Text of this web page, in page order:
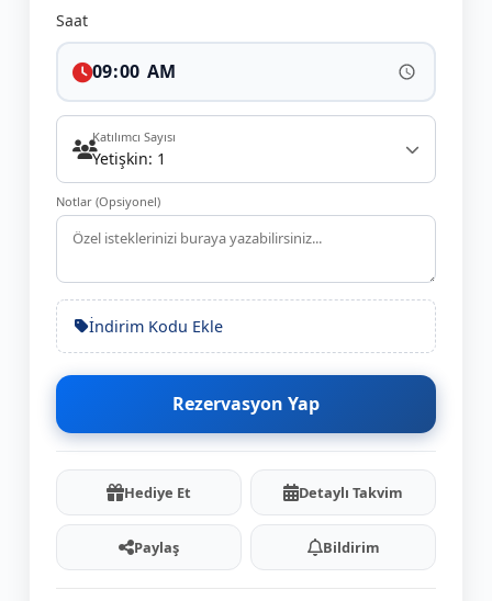
Saat
Katılımcı Sayısı
Yetişkin: 1
Notlar (Opsiyonel)
İndirim Kodu Ekle
Rezervasyon Yap
Hediye Et Detaylı Takvim
Paylaş Bildirim